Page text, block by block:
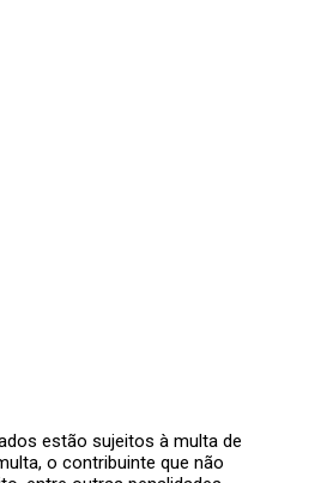
estão sujeitos à multa de
o contribuinte que não